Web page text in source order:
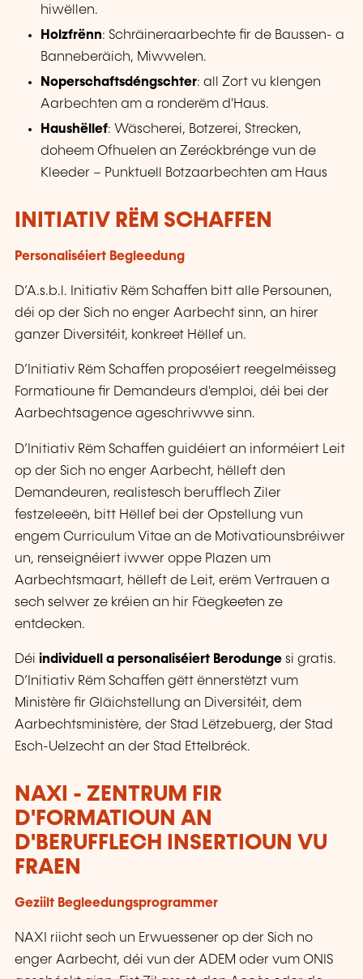
hiwëllen.
Holzfrënn: Schräineraarbechte fir de Baussen- a
Banneberäich, Miwwelen.
Noperschaftsdéngschter: all Zort vu klengen
Aarbechten am a ronderëm d'Haus.
Haushëllef: Wäscherei, Botzerei, Strecken,
doheem Ofhuelen an Zeréckbrénge vun de
Kleeder – Punktuell Botzaarbechten am Haus
INITIATIV RËM SCHAFFEN
Personaliséiert Begleedung
D’A.s.b.l. Initiativ Rëm Schaffen bitt alle Persounen,
déi op der Sich no enger Aarbecht sinn, an hirer
ganzer Diversitéit, konkreet Hëllef un.
D’Initiativ Rëm Schaffen proposéiert reegelméisseg
Formatioune fir Demandeurs d'emploi, déi bei der
Aarbechtsagence ageschriwwe sinn.
D’Initiativ Rëm Schaffen guidéiert an informéiert Leit
op der Sich no enger Aarbecht, hëlleft den
Demandeuren, realistesch berufflech Ziler
festzeleeën, bitt Hëllef bei der Opstellung vun
engem Curriculum Vitae an de Motivatiounsbréiwer
un, renseignéiert iwwer oppe Plazen um
Aarbechtsmaart, hëlleft de Leit, erëm Vertrauen a
sech selwer ze kréien an hir Fäegkeeten ze
entdecken.
Déi individuell a personaliséiert Berodunge si gratis.
D’Initiativ Rëm Schaffen gëtt ënnerstëtzt vum
Ministère fir Gläichstellung an Diversitéit, dem
Aarbechtsministère, der Stad Lëtzebuerg, der Stad
Esch-Uelzecht an der Stad Ettelbréck.
NAXI - ZENTRUM FIR
D'FORMATIOUN AN
D'BERUFFLECH INSERTIOUN VU
FRAEN
Geziilt Begleedungsprogrammer
NAXI riicht sech un Erwuessener op der Sich no
enger Aarbecht, déi vun der ADEM oder vum ONIS